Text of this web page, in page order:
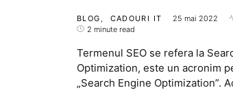
BLOG CADOURI IT 25 mai 2022
2 minute read
Termenul SEO se refera la
Optimization, este un acronim
„Search Engine Optimization”.